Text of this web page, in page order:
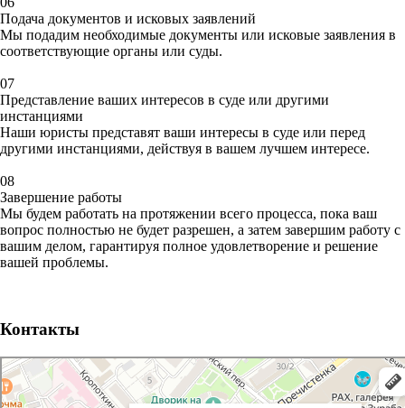
Подача документов и исковых заявлений
Мы подадим необходимые документы или исковые заявления в
соответствующие органы или суды.
07
Представление ваших интересов в суде или другими
инстанциями
Наши юристы представят ваши интересы в суде или перед
другими инстанциями, действуя в вашем лучшем интересе.
08
Завершение работы
Мы будем работать на протяжении всего процесса, пока ваш
вопрос полностью не будет разрешен, а затем завершим работу с
вашим делом, гарантируя полное удовлетворение и решение
вашей проблемы.
Контакты